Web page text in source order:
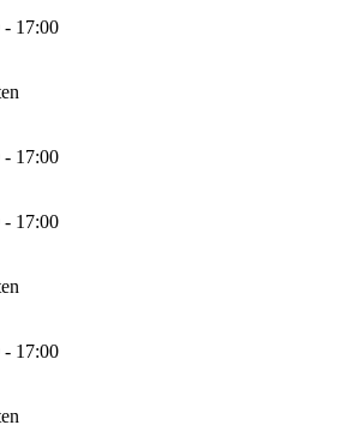
- 17:00
- 17:00
- 17:00
- 17:00